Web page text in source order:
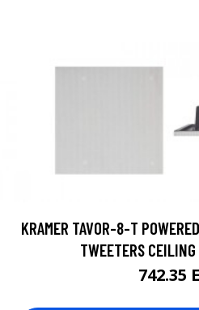
KRAMER TAVOR-8-T
TWEETERS
742.35